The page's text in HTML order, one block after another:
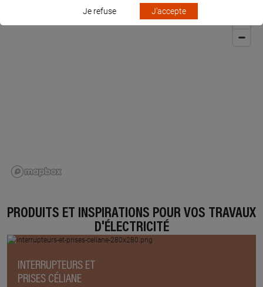
PRODUITS ET INSPIRATIONS POUR VOS TRAVAUX
D'ÉLECTRICITÉ
INTERRUPTEURS ET
PRISES CÉLIANE
Je refuse J'accepte